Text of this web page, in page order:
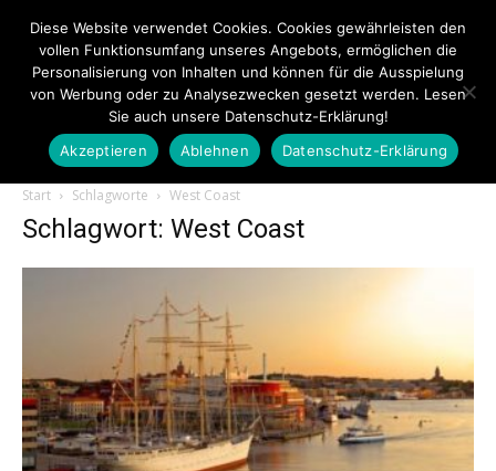
Touristiknews.de
Touristiknews
und
Start Schlagworte West Coast
Schlagwort: West Coast
Diese Website verwendet Cookies. Cookies gewährleisten den
vollen Funktionsumfang unseres Angebots, ermöglichen die
Personalisierung von Inhalten und können für die Ausspielung
von Werbung oder zu Analysezwecken gesetzt werden. Lesen
Sie auch unsere Datenschutz-Erklärung!
Akzeptieren
Ablehnen Datenschutz-Erklärung